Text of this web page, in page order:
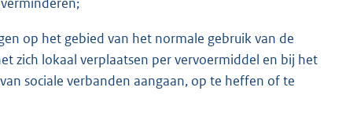
op het gebied van het normale gebruik van de
zich lokaal verplaatsen per vervoermiddel en bij het
sociale verbanden aangaan, op te heffen of te